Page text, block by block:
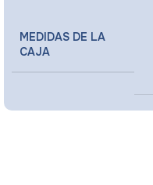
MEDIDAS DE LA
CAJA